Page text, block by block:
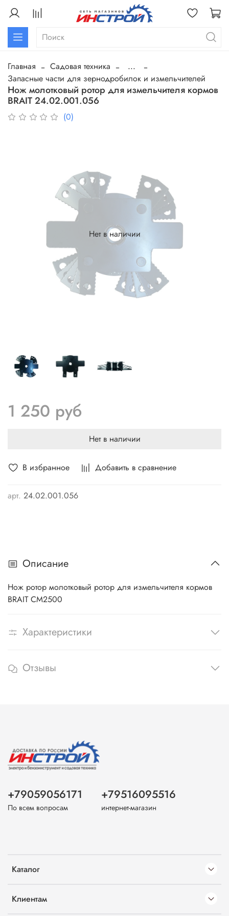
Главная Садовая техника
...
Запасные части для зернодробилок и измельчителей
Нож молотковый ротор для измельчителя кормов
BRAIT 24.02.001.056
(0)
В избранное Добавить в сравнение
арт. 24.02.001.056
Нет в наличии
1 250 руб
Нет в наличии
Описание
Нож ротор молотковый ротор для измельчителя кормов
BRAIT CM2500
Характеристики
Отзывы
Каталог
Клиентам
+79059056171
По всем вопросам
+79516095516
интернет-магазин